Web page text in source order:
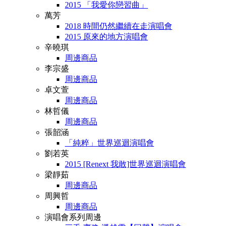
2015 「我愛你戀習曲」
萬芳
2018 時間仍然繼續在走演唱會
2015 原來的地方演唱會
辛曉琪
周邊商品
李宗盛
周邊商品
卓文萱
周邊商品
林哲儀
周邊商品
張韶涵
「純粹」世界巡迴演唱會
劉若英
2015 [Renext 我敢]世界巡迴演唱會
梁靜茹
周邊商品
周興哲
周邊商品
演唱會系列周邊